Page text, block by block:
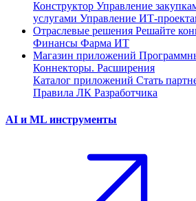
Конструктор Управление
услугами Управление ИТ-
Отраслевые решения Решайте
Финансы Фарма ИТ
Магазин приложений
Коннекторы. Расширения
Каталог приложений Стать
Правила ЛК Разработчика
AI и ML инструменты